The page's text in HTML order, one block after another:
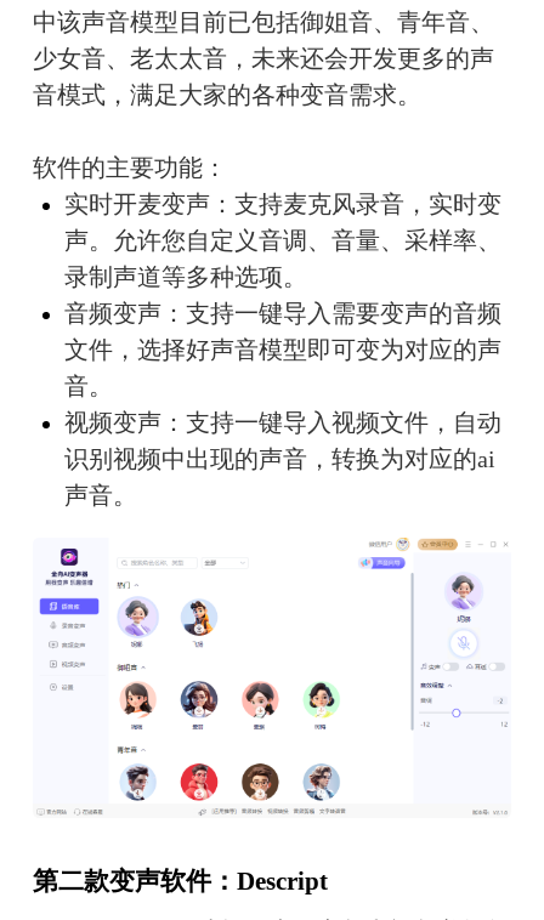
中该声音模型目前已包括御姐音、青年音、
少女音、老太太音，未来还会开发更多的声
音模式，满足大家的各种变音需求。
软件的主要功能：
实时开麦变声：支持麦克风录音，实时变
声。允许您自定义音调、音量、采样率、
录制声道等多种选项。
音频变声：支持一键导入需要变声的音频
文件，选择好声音模型即可变为对应的声
音。
视频变声：支持一键导入视频文件，自动
识别视频中出现的声音，转换为对应的ai
声音。
第二款变声软件：Descript